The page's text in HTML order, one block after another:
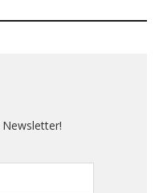
Newsletter!